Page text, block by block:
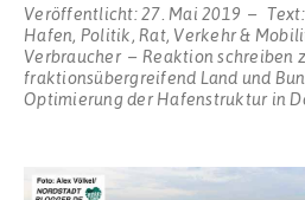
Veröffentlicht:27. Mai 2019 Text:
Hafen, Politik, Rat, Verkehr &
Verbraucher
Reaktion schreiben
fraktionsübergreifend Land und
Optimierung der Hafenstruktur in